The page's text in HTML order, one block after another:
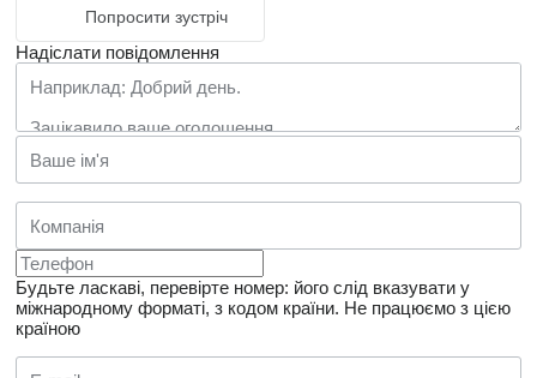
Попросити зустріч
Надіслати повідомлення
Будьте ласкаві, перевірте номер: його слід вказувати у
міжнародному форматі, з кодом країни. Не працюємо з цією
країною